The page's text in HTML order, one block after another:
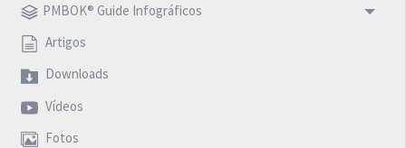
PMBOK® Guide Infográficos
Artigos
Downloads
Vídeos
Fotos